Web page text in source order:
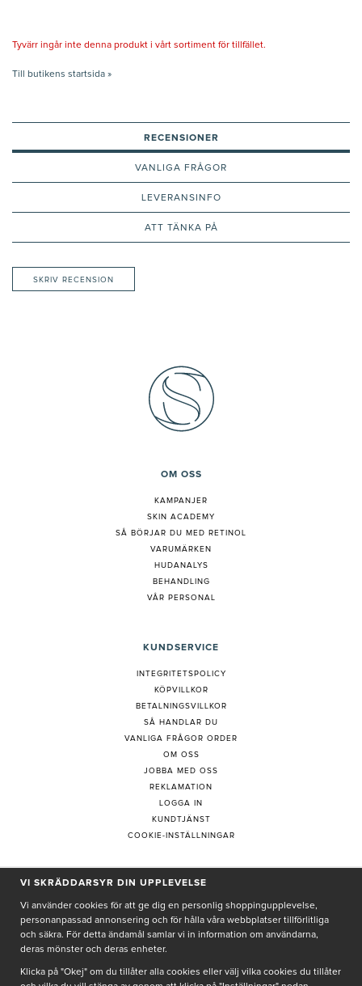
Tyvärr ingår inte denna produkt i vårt sortiment för tillfället.
Till butikens startsida »
RECENSIONER
VANLIGA FRÅGOR
LEVERANSINFO
ATT TÄNKA PÅ
SKRIV RECENSION
OM OSS
KAMPANJER
SKIN ACADEMY
SÅ BÖRJAR DU MED RETINOL
VARUMÄRKEN
HUDANALYS
BEHANDLING
VÅR PERSONAL
KUNDSERVICE
INTEGRITETSPOLICY
KÖPVILLKOR
BETALNINGSVILLKOR
SÅ HANDLAR DU
VANLIGA FRÅGOR ORDER
OM OSS
JOBBA MED OSS
REKLAMATION
LOGGA IN
KUNDTJÄNST
COOKIE-INSTÄLLNINGAR
PRENUMERERA PÅ NYHETSBREV
Genom att ge min e-post, accepterar jag Seth och Sallyintegritetspolicy
VI SKRÄDDARSYR DIN UPPLEVELSE
Vi använder cookies för att ge dig en personlig shoppingupplevelse,
personanpassad annonsering och för hålla våra webbplatser tillförlitliga
och säkra. För detta ändamål samlar vi in information om användarna,
deras mönster och deras enheter.
Klicka på "Okej" om du tillåter alla cookies eller välj vilka cookies du tillåter